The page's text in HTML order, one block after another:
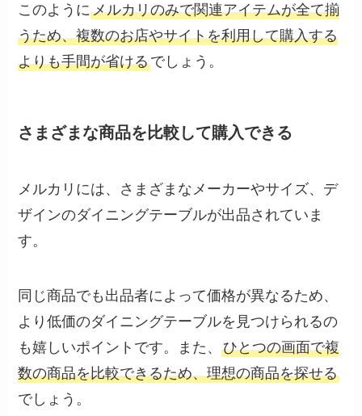
このようにメルカリのみで関連アイテムが全て揃
うため、複数のお店やサイトを利用して購入する
よりも手間が省けるでしょう。
さまざまな商品を比較して購入できる
メルカリには、さまざまなメーカーやサイズ、デ
ザインのダイニングテーブルが出品されていま
す。
同じ商品でも出品者によって価格が異なるため、
より低価のダイニングテーブルを見つけられるの
も嬉しいポイントです。また、ひとつの画面で複
数の商品を比較できるため、理想の商品を探せる
でしょう。